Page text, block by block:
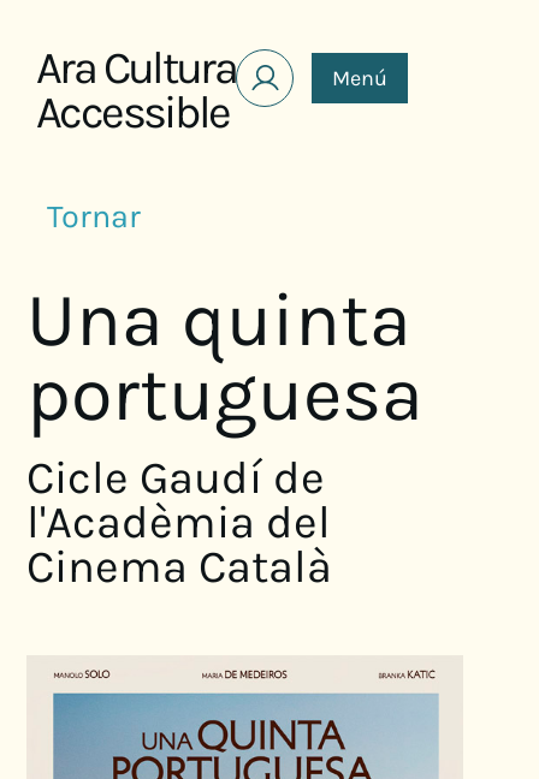
Ara Cultura
Accessible
Menú
Tornar
Una quinta
portuguesa
Cicle Gaudí de
l'Acadèmia del
Cinema Català